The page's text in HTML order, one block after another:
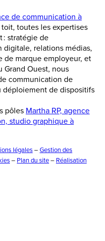
de communication à
toutes les expertises
: stratégie de
relations médias,
de marque employeur, et
Grand Ouest, nous
communication de
déploiement de dispositifs
pôles Martha RP, agence
studio graphique à
légales–Gestion des
– Plan du site– Réalisation